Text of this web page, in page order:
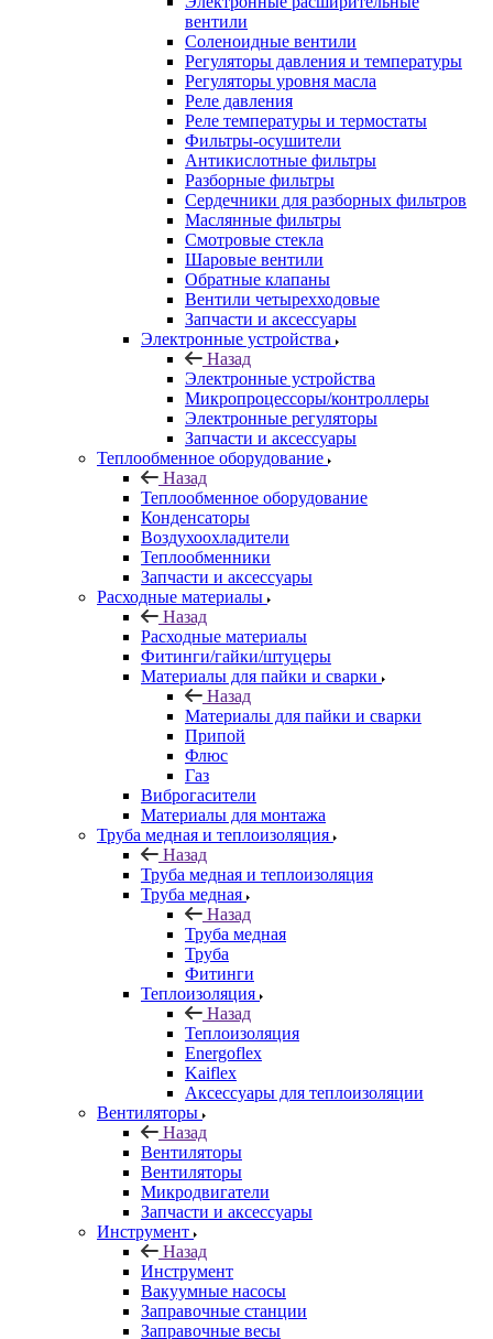
вентили
Соленоидные вентили
Регуляторы давления и температуры
Регуляторы уровня масла
Реле давления
Реле температуры и термостаты
Фильтры-осушители
Антикислотные фильтры
Разборные фильтры
Сердечники для разборных фильтров
Маслянные фильтры
Смотровые стекла
Шаровые вентили
Обратные клапаны
Вентили четырехходовые
Запчасти и аксессуары
Электронные устройства
Назад
Электронные устройства
Микропроцессоры/контроллеры
Электронные регуляторы
Запчасти и аксессуары
Теплообменное оборудование
Назад
Теплообменное оборудование
Конденсаторы
Воздухоохладители
Теплообменники
Запчасти и аксессуары
Расходные материалы
Назад
Расходные материалы
Фитинги/гайки/штуцеры
Материалы для пайки и сварки
Назад
Материалы для пайки и сварки
Припой
Флюс
Газ
Виброгасители
Материалы для монтажа
Труба медная и теплоизоляция
Назад
Труба медная и теплоизоляция
Труба медная
Назад
Труба медная
Труба
Фитинги
Теплоизоляция
Назад
Теплоизоляция
Energoflex
Kaiflex
Аксессуары для теплоизоляции
Вентиляторы
Назад
Вентиляторы
Вентиляторы
Микродвигатели
Запчасти и аксессуары
Инструмент
Назад
Инструмент
Вакуумные насосы
Заправочные станции
Заправочные весы